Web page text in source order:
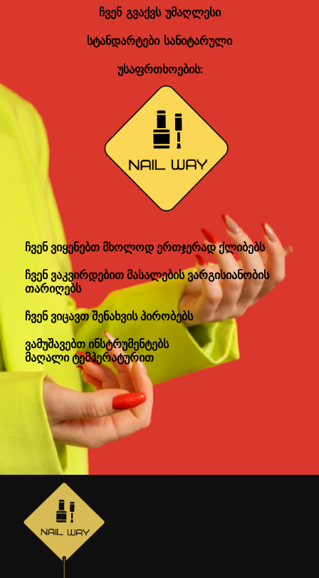
ჩვენ გვაქვს უმაღლესი
სტანდარტები სანიტარული
უსაფრთხოების:
ჩვენ ვიყენებთ მხოლოდ ერთჯერად ქლიბებს
ჩვენ ვაკვირდებით მასალების ვარგისიანობის
თარიღებს
ჩვენ ვიცავთ შენახვის პირობებს
ვამუშავებთ ინსტრუმენტებს
მაღალი ტემპერატურით